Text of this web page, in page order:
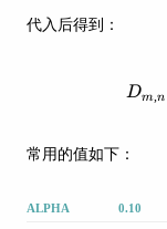
代入后得到：
Dm,n
常用的值如下：
ALPHA 0.10